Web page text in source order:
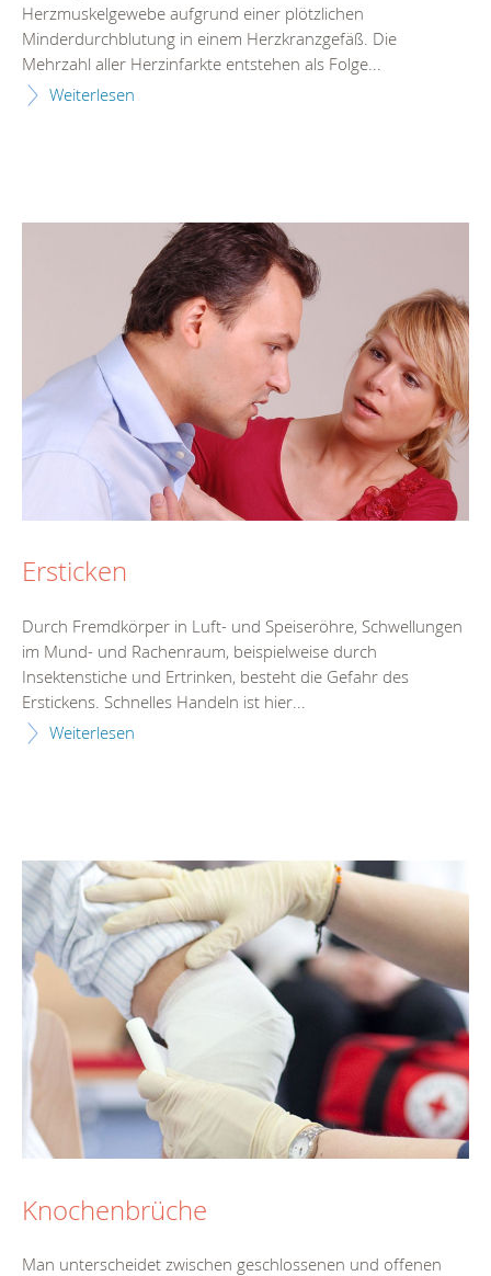
Herzmuskelgewebe aufgrund einer plötzlichen
Minderdurchblutung in einem Herzkranzgefäß. Die
Mehrzahl aller Herzinfarkte entstehen als Folge...
Weiterlesen
Ersticken
Durch Fremdkörper in Luft- und Speiseröhre, Schwellungen
im Mund- und Rachenraum, beispielweise durch
Insektenstiche und Ertrinken, besteht die Gefahr des
Erstickens. Schnelles Handeln ist hier...
Weiterlesen
Knochenbrüche
Man unterscheidet zwischen geschlossenen und offenen